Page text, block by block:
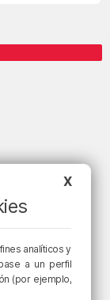
X
analíticos y
a un perfil
(por ejemplo,